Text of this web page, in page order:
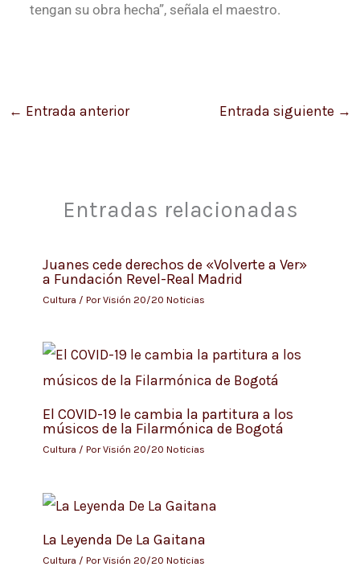
tengan su obra hecha”, señala el maestro.
← Entrada anterior Entrada siguiente →
Entradas relacionadas
Juanes cede derechos de «Volverte a Ver»
a Fundación Revel-Real Madrid
Cultura / PorVisión 20/20 Noticias
El COVID-19 le cambia la partitura a los
músicos de la Filarmónica de Bogotá
Cultura / PorVisión 20/20 Noticias
La Leyenda De La Gaitana
Cultura / PorVisión 20/20 Noticias